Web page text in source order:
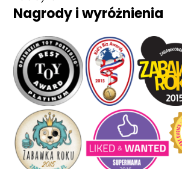
Nagrody i wyróżnienia